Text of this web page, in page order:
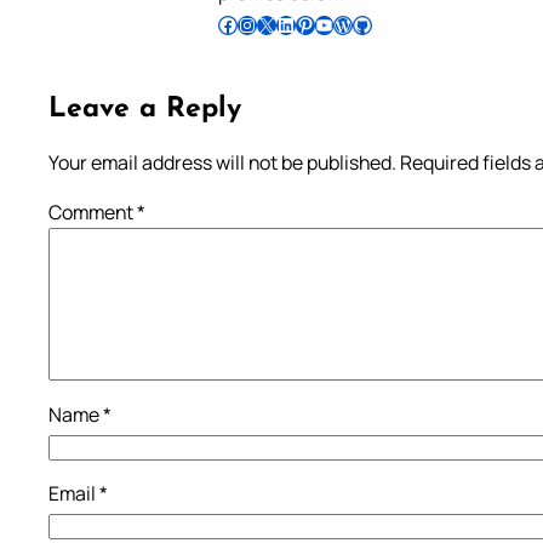
Follow Pradeep on Facebook Follow Pradeep on InstagramFollow Pradeep on X Follow Pradeep on LinkedIn Follow Pradeep on Pinterest Subscribe to Pradeep’s Youtube Channel Follow Pradeep on WordPress Follow Pradeep on GitHub
Leave a Reply
Your email address will not be published. Required fields
Comment*
Name*
Email*